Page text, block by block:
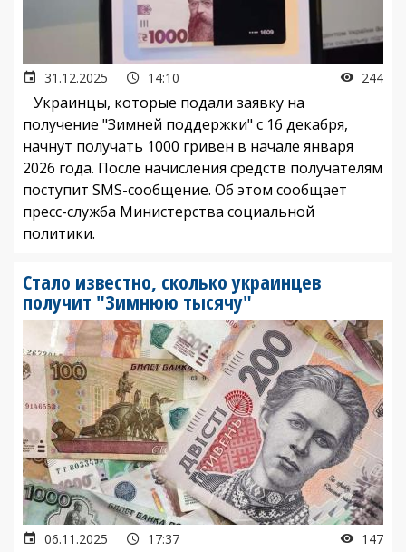
31.12.2025 14:10 244
Украинцы, которые подали заявку на
получение "Зимней поддержки" с 16 декабря,
начнут получать 1000 гривен в начале января
2026 года. После начисления средств получателям
поступит SMS-сообщение. Об этом сообщает
пресс-служба Министерства социальной
политики.
Стало известно, сколько украинцев
получит "Зимнюю тысячу"
06.11.2025 17:37 147